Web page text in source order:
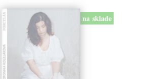
na sklade